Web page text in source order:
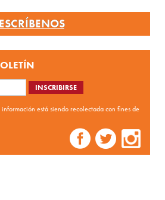
ESCRÍBENOS
está siendo recolectada con fines de